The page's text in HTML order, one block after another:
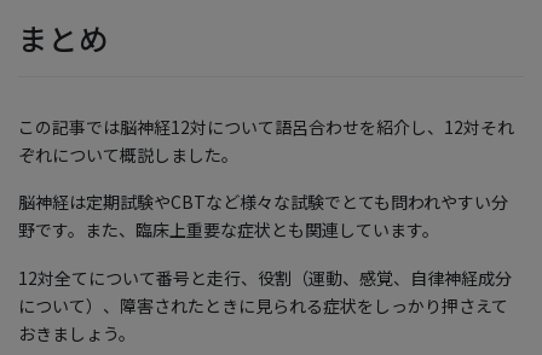
まとめ
この記事では脳神経12対について語呂合わせを紹介し、12対それ
ぞれについて概説しました。
脳神経は定期試験やCBTなど様々な試験でとても問われやすい分
野です。また、臨床上重要な症状とも関連しています。
12対全てについて番号と走行、役割（運動、感覚、自律神経成分
について）、障害されたときに見られる症状をしっかり押さえて
おきましょう。